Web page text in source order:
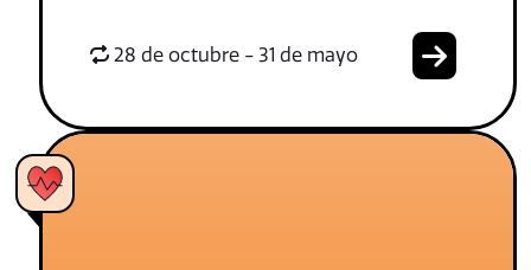
28 de octubre - 31 de mayo